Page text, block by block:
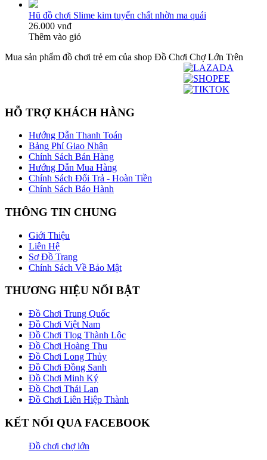
Hũ đồ chơi Slime kim tuyến chất nhờn ma quái
26.000 vnđ
Thêm vào giỏ
Mua sản phẩm đồ chơi trẻ em của shop Đồ Chơi Chợ Lớn Trên
HỖ TRỢ KHÁCH HÀNG
Hướng Dẫn Thanh Toán
Bảng Phí Giao Nhận
Chính Sách Bán Hàng
Hướng Dẫn Mua Hàng
Chính Sách Đổi Trả - Hoàn Tiền
Chính Sách Bảo Hành
THÔNG TIN CHUNG
Giới Thiệu
Liên Hệ
Sơ Đồ Trang
Chính Sách Về Bảo Mật
THƯƠNG HIỆU NỔI BẬT
Đồ Chơi Trung Quốc
Đồ Chơi Việt Nam
Đồ Chơi Tlog Thành Lộc
Đồ Chơi Hoàng Thu
Đồ Chơi Long Thủy
Đồ Chơi Đồng Sanh
Đồ Chơi Minh Ký
Đồ Chơi Thái Lan
Đồ Chơi Liên Hiệp Thành
KẾT NỐI QUA FACEBOOK
Đồ chơi chợ lớn